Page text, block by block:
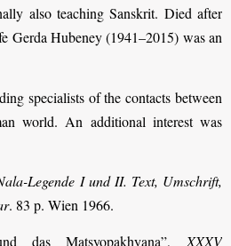
also teaching Sanskrit. Died after
Gerda Hubeney (1941–2015) was an
specialists of the contacts between
world. An additional interest was
Legende I und II. Text, Umschrift,
. 83 p. Wien 1966.
das Matsyopakhyana”, XXXV